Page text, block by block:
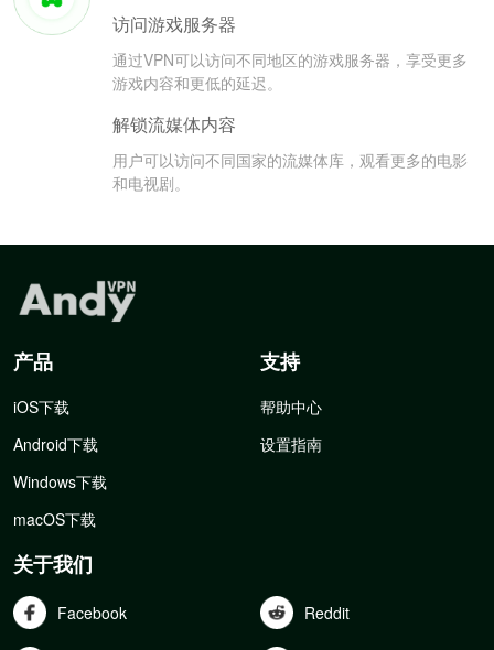
访问游戏服务器
通过VPN可以访问不同地区的游戏服务器，享受更多
游戏内容和更低的延迟。
解锁流媒体内容
用户可以访问不同国家的流媒体库，观看更多的电影
和电视剧。
产品
iOS下载
Android下载
Windows下载
macOS下载
支持
帮助中心
设置指南
关于我们
Facebook Reddit